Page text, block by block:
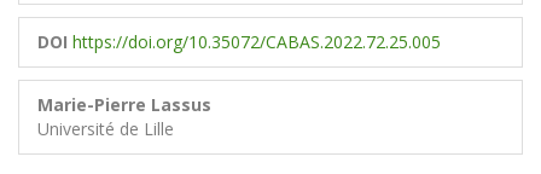
DOI https://doi.org/10.35072/CABAS.2022.72.25.005
Marie-Pierre Lassus
Université de Lille